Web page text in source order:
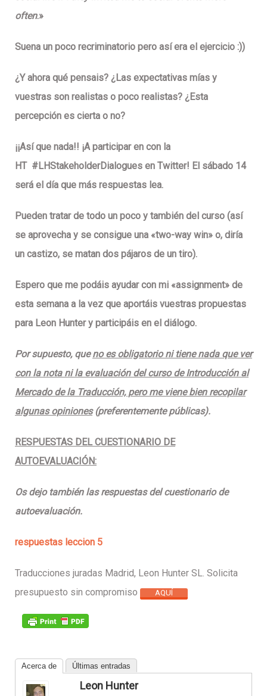
often.»
Suena un poco recriminatorio pero así era el ejercicio :))
¿Y ahora qué pensais? ¿Las expectativas mías y
vuestras son realistas o poco realistas? ¿Esta
percepción es cierta o no?
¡¡Así que nada!! ¡A participar en con la
HT #LHStakeholderDialogues en Twitter! El sábado 14
será el día que más respuestas lea.
Pueden tratar de todo un poco y también del curso (así
se aprovecha y se consigue una «two-way win» o, diría
un castizo, se matan dos pájaros de un tiro).
Espero que me podáis ayudar con mi «assignment» de
esta semana a la vez que aportáis vuestras propuestas
para Leon Hunter y participáis en el diálogo.
Por supuesto, queno es obligatorio ni tiene nada que ver
con la nota ni la evaluación del curso de Introducción al
Mercado de la Traducción, pero me viene bien recopilar
algunas opiniones(preferentemente públicas).
RESPUESTAS DEL CUESTIONARIO DE
AUTOEVALUACIÓN:
Os dejo también las respuestas del cuestionario de
autoevaluación.
respuestas leccion 5
Traducciones juradas Madrid, Leon Hunter SL. Solicita
presupuesto sin compromiso
AQUÍ
Acerca de Últimas entradas
Leon Hunter